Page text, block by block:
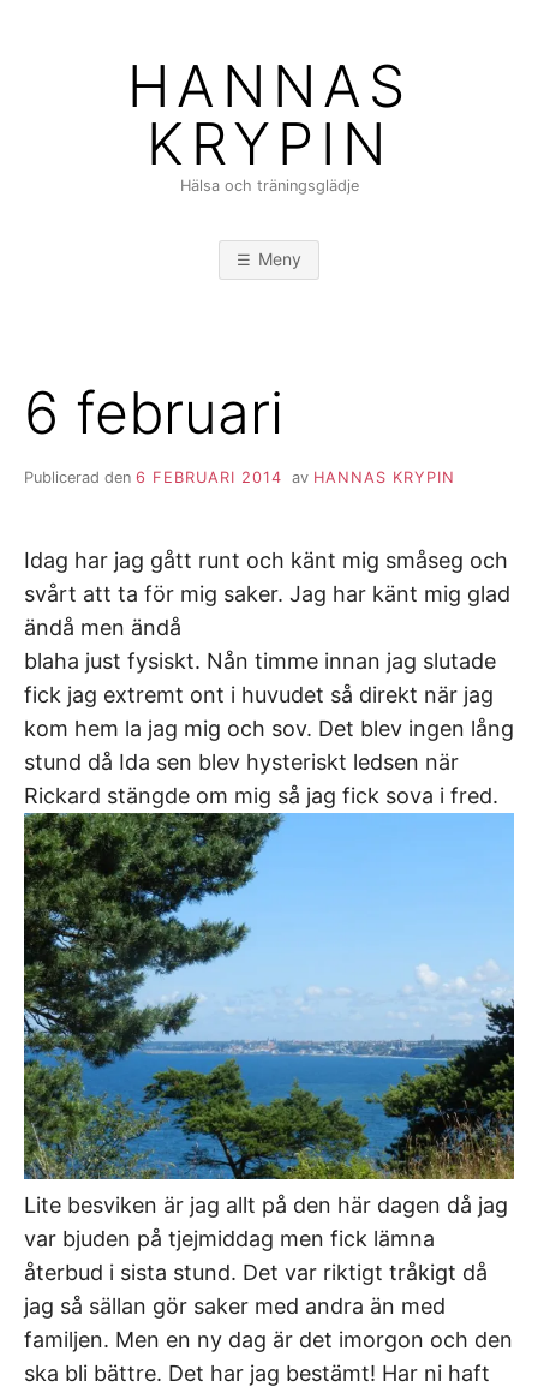
HANNAS
KRYPIN
Hälsa och träningsglädje
Meny
6 februari
Publicerad den 6 FEBRUARI 2014 av HANNAS KRYPIN
Idag har jag gått runt och känt mig småseg och
svårt att ta för mig saker. Jag har känt mig glad
ändå men ändå
blaha just fysiskt. Nån timme innan jag slutade
fick jag extremt ont i huvudet så direkt när jag
kom hem la jag mig och sov. Det blev ingen lång
stund då Ida sen blev hysteriskt ledsen när
Rickard stängde om mig så jag fick sova i fred.
Lite besviken är jag allt på den här dagen då jag
var bjuden på tjejmiddag men fick lämna
återbud i sista stund. Det var riktigt tråkigt då
jag så sällan gör saker med andra än med
familjen. Men en ny dag är det imorgon och den
ska bli bättre. Det har jag bestämt! Har ni haft